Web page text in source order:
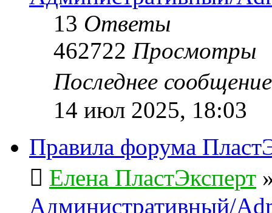
13 Ответы
462722 Просмотры
Последнее
14 июл 2025, 18:03
Правила форума
Елена ПластЭксперт
Административный/